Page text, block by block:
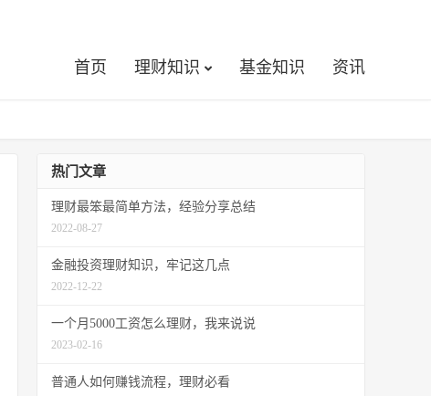
首页 理财知识 基金知识 资讯
热门文章
理财最笨最简单方法，经验分享总结
2022-08-27
金融投资理财知识，牢记这几点
2022-12-22
一个月5000工资怎么理财，我来说说
2023-02-16
普通人如何赚钱流程，理财必看